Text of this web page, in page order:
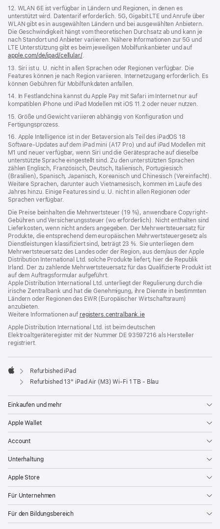
12. WLAN 6E ist verfügbar in Ländern und Regionen, in denen es
unterstützt wird. Datentarif erforderlich. 5G, Gigabit LTE und Anrufe über
WLAN gibt es in ausgewählten Ländern und bei ausgewählten Anbietern.
Die Geschwindigkeit hängt vom theoretischen Durchsatz ab und kann je
nach Standort und Anbieter variieren. Nähere Informationen zur 5G und
LTE Unterstützung gibt es beim jeweiligen Mobilfunkanbieter und auf
apple.com/de/ipad/cellular/.
13. Siri ist u. U. nicht in allen Sprachen oder Regionen verfügbar. Die
Features können je nach Region variieren. Internetzugang erforderlich. Es
können Gebühren für Mobilfunkdaten anfallen.
14. In Festlandchina kannst du Apple Pay mit Safari im Internet nur auf
kompatiblen iPhone und iPad Modellen mit iOS 11.2 oder neuer nutzen.
15. Größe und Gewicht variieren abhängig von Konfiguration und
Fertigungsprozess.
16. Apple Intelligence ist in der Betaversion als Teil des iPadOS 18
Software-Updates auf dem iPad mini (A17 Pro) und auf iPad Modellen mit
M1 und neuer verfügbar, wenn Siri und die Gerätesprache auf dieselbe
unterstützte Sprache eingestellt sind. Zu den unterstützten Sprachen
zählen Englisch, Französisch, Deutsch, Italienisch, Portugiesisch
(Brasilien), Spanisch, Japanisch, Koreanisch und Chinesisch (Vereinfacht).
Weitere Sprachen, darunter auch Vietnamesisch, kommen im Laufe des
Jahres hinzu. Einige Features sind u. U. nicht in allen Regionen oder
Sprachen verfügbar.
Die Preise beinhalten die Mehrwertsteuer (19 %), anwendbare Copyright-
Gebühren und Versicherungssteuer (wo erforderlich). Nicht enthalten sind
Lieferkosten, wenn nicht anders angegeben. Der Mehrwertsteuersatz für
Produkte, die entsprechend dem europäischen Mehrwertsteuergesetz als
Dienstleistungen klassifiziert sind, beträgt 23 %. Sie unterliegen dem
Mehrwertsteuersatz des Landes oder der Region, aus dem/aus der Apple
Distribution International Ltd. solche Produkte liefert, hier die Republik
Irland. Der zu zahlende Mehrwertsteuersatz für das Qualifizierte Produkt ist
auf dem Auftragsformular aufgeführt.
Apple Distribution International Ltd. unterliegt der Regulierung durch die
irische Zentralbank und hat die Genehmigung, ihre Dienste in bestimmten
Ländern oder Regionen des EWR (Europäischer Wirtschaftsraum)
anzubieten.
Weitere Informationen auf registers.centralbank.ie
Apple Distribution International Ltd. ist beim deutschen
Elektroaltgeräteregister mit der Nummer DE 93597216 als Hersteller
registriert.
Apple
Refurbished iPad
Refurbished 13" iPad Air (M3) Wi‑Fi 1 TB - Blau
Einkaufen und mehr
Apple Wallet
Account
Unterhaltung
Apple Store
Für Unternehmen
Für den Bildungsbereich